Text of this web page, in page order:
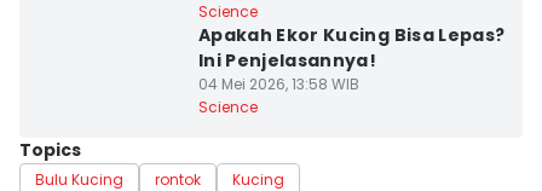
Science
Apakah Ekor Kucing Bisa Lepas?
Ini Penjelasannya!
04 Mei 2026, 13:58 WIB
Science
Topics
Bulu Kucing rontok Kucing